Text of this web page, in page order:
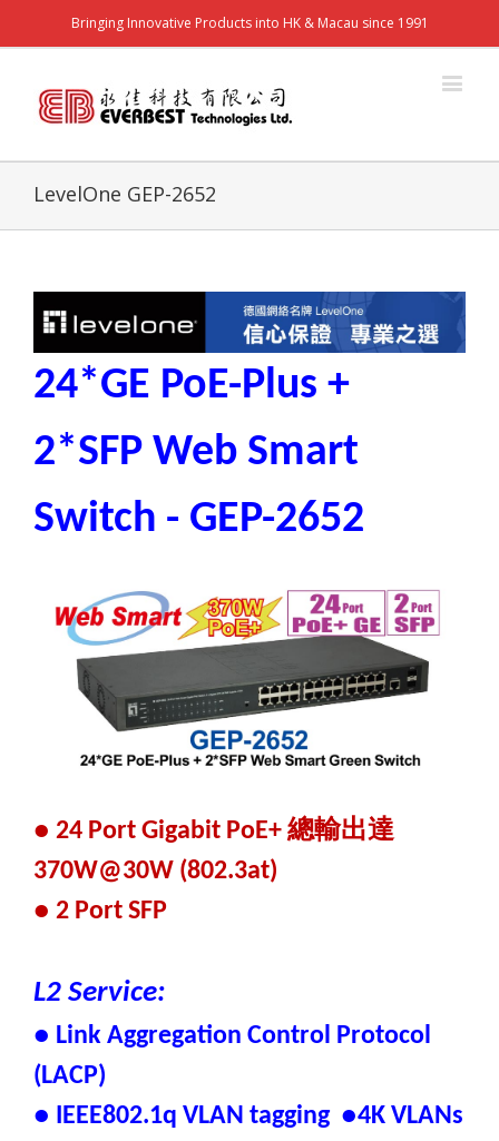
Bringing Innovative Products into HK & Macau since 1991
LevelOne GEP-2652
24*GE PoE-Plus +
2*SFP Web Smart
Switch - GEP-2652
● 24 Port Gigabit PoE+ 總輸出達
370W@30W (802.3at)
● 2 Port SFP
L2 Service:
● Link Aggregation Control Protocol
(LACP)
●
IEEE802.1q VLAN tagging ●4K VLANs